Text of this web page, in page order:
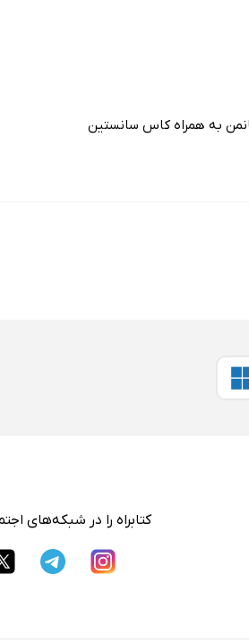
به‌ همراه کاس سانستین
کتابراه را در شبکه‌های